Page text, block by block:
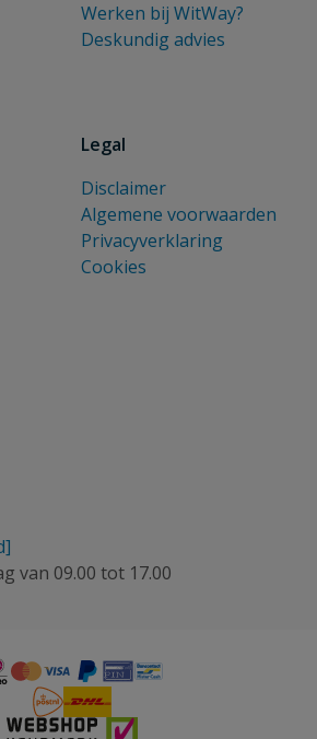
Werken bij WitWay?
Deskundig advies
Legal
Disclaimer
Algemene voorwaarden
Privacyverklaring
Cookies
van 09.00 tot 17.00